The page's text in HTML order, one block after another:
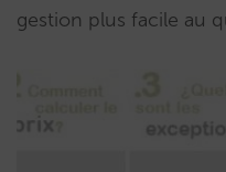
gestion plus facile au